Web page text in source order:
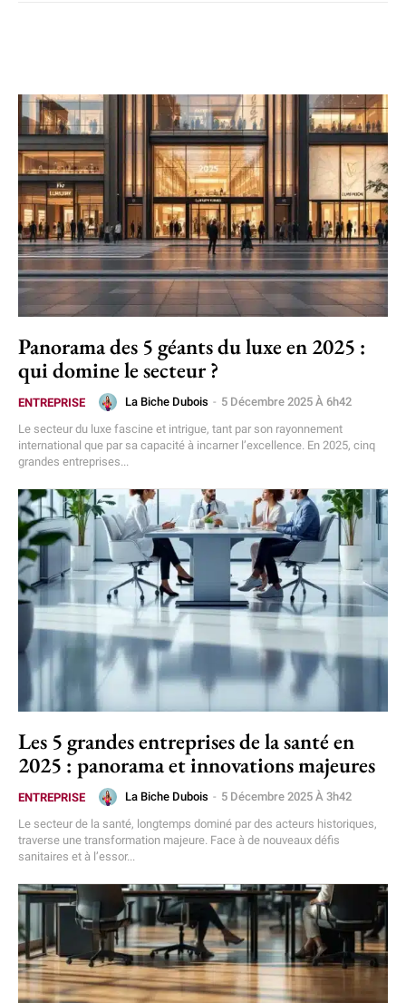
Panorama des 5 géants du luxe en 2025 :
qui domine le secteur ?
ENTREPRISE La Biche Dubois - 5 Décembre 2025 À 6h42
Le secteur du luxe fascine et intrigue, tant par son rayonnement
international que par sa capacité à incarner l’excellence. En 2025, cinq
grandes entreprises...
Les 5 grandes entreprises de la santé en
2025 : panorama et innovations majeures
ENTREPRISE La Biche Dubois - 5 Décembre 2025 À 3h42
Le secteur de la santé, longtemps dominé par des acteurs historiques,
traverse une transformation majeure. Face à de nouveaux défis
sanitaires et à l’essor...